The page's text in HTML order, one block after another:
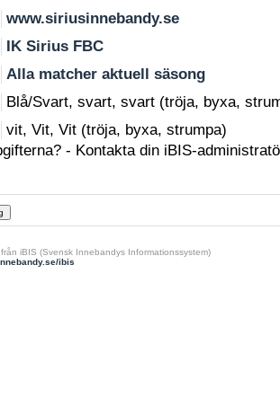
www.siriusinnebandy.se
IK Sirius FBC
Alla matcher aktuell säsong
Blå/Svart, svart, svart (tröja, byxa,
vit, Vit, Vit (tröja, byxa, strumpa)
- Kontakta din iBIS-
iBIS (Svensk Innebandys Informationssystem)
ibis